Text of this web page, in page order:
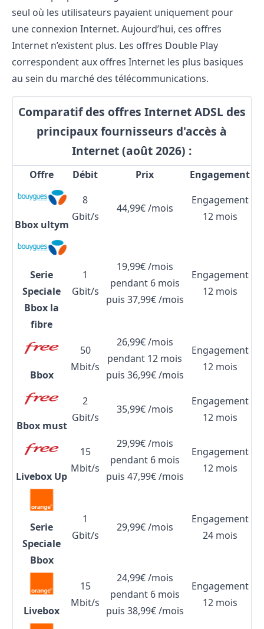
seul où les utilisateurs payaient uniquement pour
une connexion Internet. Aujourd’hui, ces offres
Internet n’existent plus. Les offres Double Play
correspondent aux offres Internet les plus basiques
au sein du marché des télécommunications.
Comparatif des offres Internet ADSL des
principaux fournisseurs d'accès à
Internet (août 2026) :
Offre Débit Prix Engagement
Bbox ultym
8
Gbit/s
44,99€ /mois
Engagement
12 mois
Serie
Speciale
Bbox la
fibre
1
Gbit/s
19,99€ /mois
pendant 6 mois
puis 37,99€ /mois
Engagement
12 mois
Bbox
50
Mbit/s
26,99€ /mois
pendant 12 mois
puis 36,99€ /mois
Engagement
12 mois
Bbox must
2
Gbit/s
35,99€ /mois
Engagement
12 mois
Livebox Up
15
Mbit/s
29,99€ /mois
pendant 6 mois
puis 47,99€ /mois
Engagement
12 mois
Serie
Speciale
Bbox
1
Gbit/s
29,99€ /mois
Engagement
24 mois
Livebox
15
Mbit/s
24,99€ /mois
pendant 6 mois
puis 38,99€ /mois
Engagement
12 mois